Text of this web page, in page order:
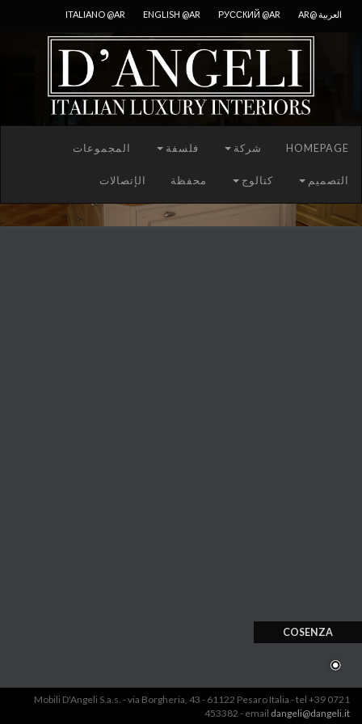
ITALIANO @AR ENGLISH @AR РУССКИЙ @AR العربية @AR
HOMEPAGE شركة فلسفة المجموعات
التصميم كتالوج محفظة الإتصالات
COSENZA
Mobili D'Angeli S.a.s. - via Borgheria, 43 - 61122 Pesaro Italia - tel +39 0721
453382 - email dangeli@dangeli.it